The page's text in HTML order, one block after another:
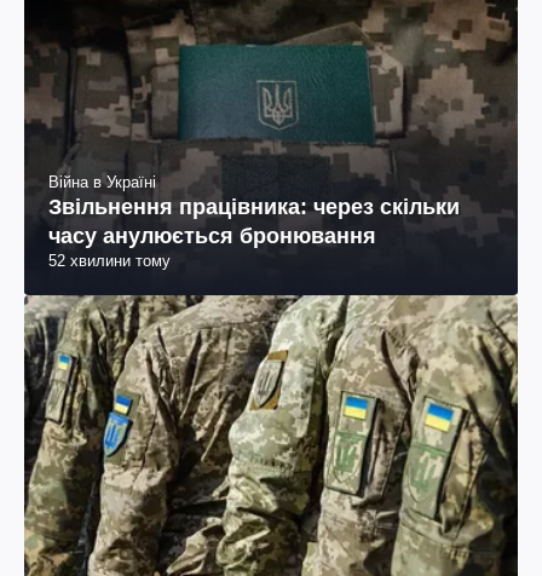
Війна в Україні
Звільнення працівника: через скільки
часу анулюється бронювання
52 хвилини тому